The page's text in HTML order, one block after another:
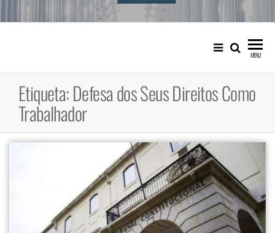
InclusiveCourts
Igualdade e diferença cultural na
prática judicial portuguesa
MENU
Etiqueta:Defesa dos Seus Direitos Como
Trabalhador